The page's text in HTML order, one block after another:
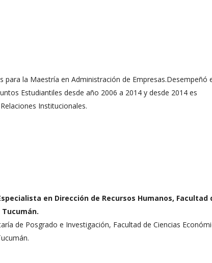
para la Maestría en Administración de Empresas.Desempeñó
Estudiantiles desde año 2006 a 2014 y desde 2014 es
Institucionales.
en Dirección de Recursos Humanos, Facultad
Tucumán.
de Posgrado e Investigación, Facultad de Ciencias